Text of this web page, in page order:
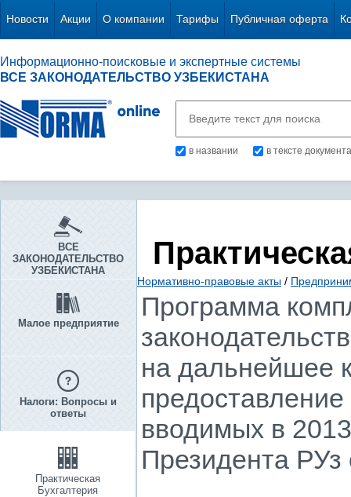
Новости Акции О компании Тарифы Публичная оферта
Информационно-поисковые и экспертные системы
ВСЕ ЗАКОНОДАТЕЛЬСТВО УЗБЕКИСТАНА
в названии в тексте документа
ВСЕ
ЗАКОНОДАТЕЛЬСТВО
УЗБЕКИСТАНА
Малое предприятие
Налоги: Вопросы и
ответы
Практическая
Бухгалтерия
Нормативно-правовые акты /
Программа
на дальнейшее
вводимых в
Президента РУз